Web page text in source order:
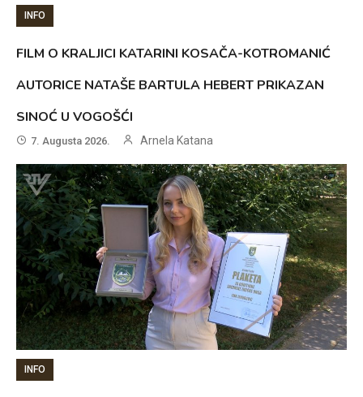
INFO
FILM O KRALJICI KATARINI KOSAČA-KOTROMANIĆ
AUTORICE NATAŠE BARTULA HEBERT PRIKAZAN
SINOĆ U VOGOŠĆI
7. Augusta 2026. Arnela Katana
INFO